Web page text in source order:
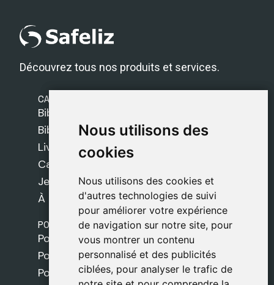
Nous utilisons des
cookies
Nous utilisons des cookies et
d'autres technologies de suivi
pour améliorer votre expérience
de navigation sur notre site, pour
vous montrer un contenu
personnalisé et des publicités
ciblées, pour analyser le trafic de
Nous utilisons des
cookies
Nous utilisons des cookies et
d'autres technologies de suivi
pour améliorer votre expérience
de navigation sur notre site, pour
vous montrer un contenu
personnalisé et des publicités
ciblées, pour analyser le trafic de
Découvrez tous nos produits et services.
CATÉGORIES
Bibles Safeliz
Bibles
Livres
Cadeaux
Jeux
À propos de nous
POLITIQUES
Politique de livraison
Politique de cookies
Politique de confidentialité